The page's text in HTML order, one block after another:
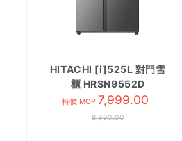
HITACHI [i]525L 對門雪
櫃 HRSN9552D
特價 MOP 7,999.00
8,990.00